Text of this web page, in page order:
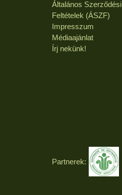
Általános Szerződési
Feltételek (ÁSZF)
Impresszum
Médiaajánlat
Írj nekünk!
Partnerek: